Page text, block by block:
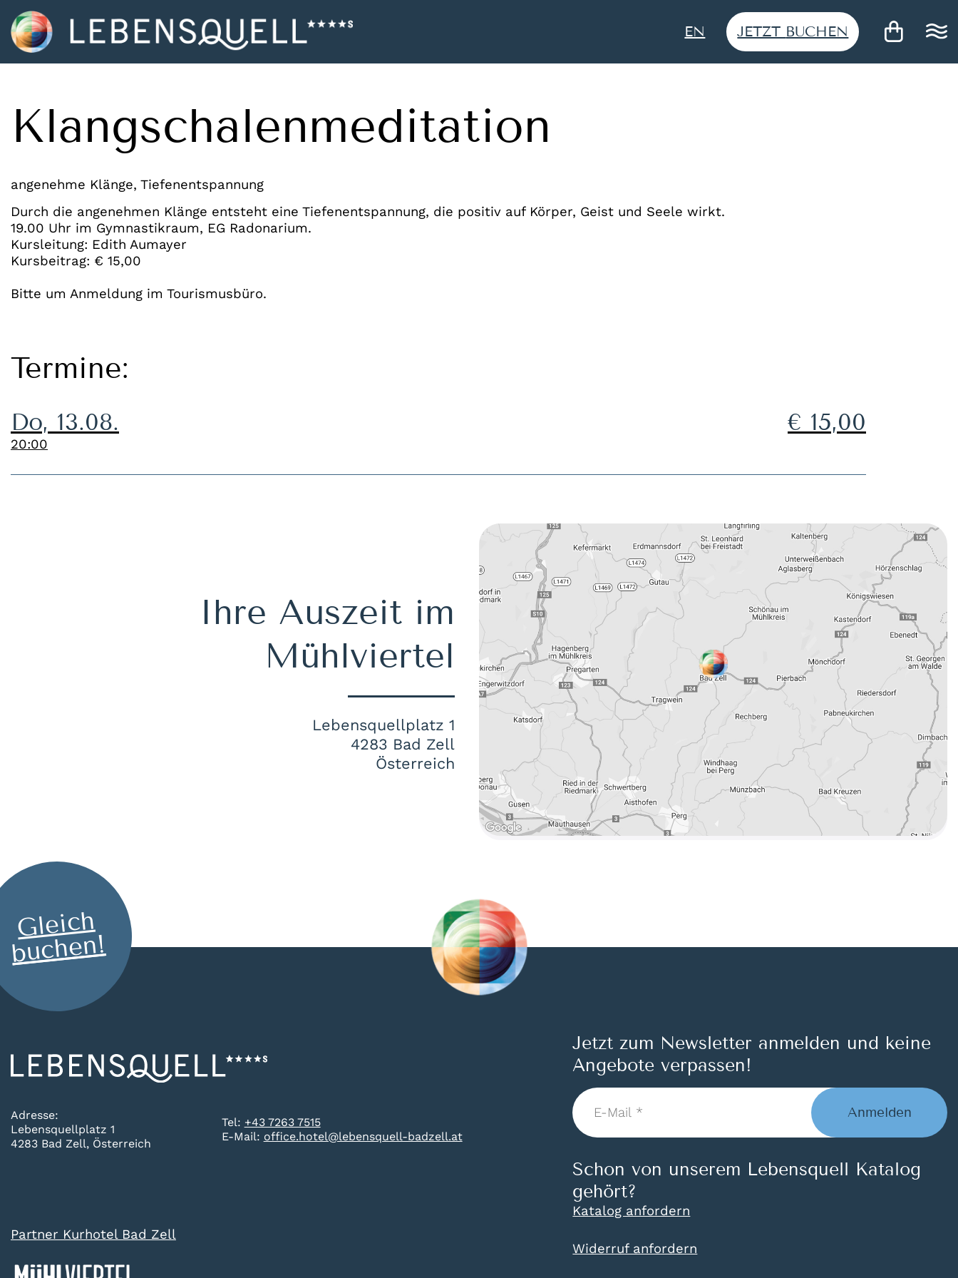
EN JETZT BUCHEN
Klangschalenmeditation
angenehme Klänge, Tiefenentspannung
Durch die angenehmen Klänge entsteht eine Tiefenentspannung, die positiv auf Körper, Geist und Seele wirkt.
19.00 Uhr im Gymnastikraum, EG Radonarium.
Kursleitung: Edith Aumayer
Kursbeitrag: € 15,00
Bitte um Anmeldung im Tourismusbüro.
Termine:
Do, 13.08.
20:00
€ 15,00
Ihre Auszeit im
Mühlviertel
Lebensquellplatz 1
4283 Bad Zell
Österreich
Gleich
buchen!
Adresse:
Lebensquellplatz 1
4283 Bad Zell, Österreich
Tel: +43 7263 7515
E-Mail: office.hotel@lebensquell-badzell.at
Partner Kurhotel Bad Zell
Jetzt zum Newsletter anmelden und keine
Angebote verpassen!
E-
Mail
*
Anmelden
Schon von unserem Lebensquell Katalog
gehört?
Katalog anfordern
Widerruf anfordern